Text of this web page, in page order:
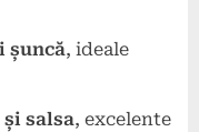
șuncă, ideale
salsa, excelente